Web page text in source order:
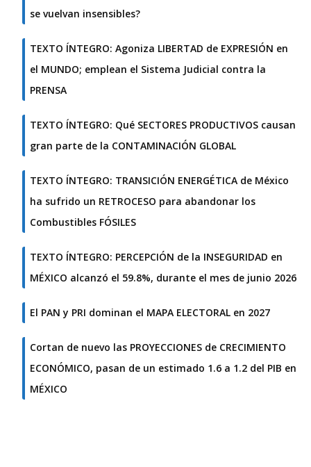
se vuelvan insensibles?
TEXTO ÍNTEGRO: Agoniza LIBERTAD de EXPRESIÓN en
el MUNDO; emplean el Sistema Judicial contra la
PRENSA
TEXTO ÍNTEGRO: Qué SECTORES PRODUCTIVOS causan
gran parte de la CONTAMINACIÓN GLOBAL
TEXTO ÍNTEGRO: TRANSICIÓN ENERGÉTICA de México
ha sufrido un RETROCESO para abandonar los
Combustibles FÓSILES
TEXTO ÍNTEGRO: PERCEPCIÓN de la INSEGURIDAD en
MÉXICO alcanzó el 59.8%, durante el mes de junio 2026
El PAN y PRI dominan el MAPA ELECTORAL en 2027
Cortan de nuevo las PROYECCIONES de CRECIMIENTO
ECONÓMICO, pasan de un estimado 1.6 a 1.2 del PIB en
MÉXICO